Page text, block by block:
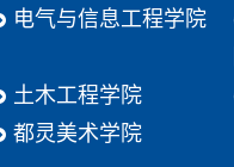
电气与信息工程学院
土木工程学院
都灵美术学院